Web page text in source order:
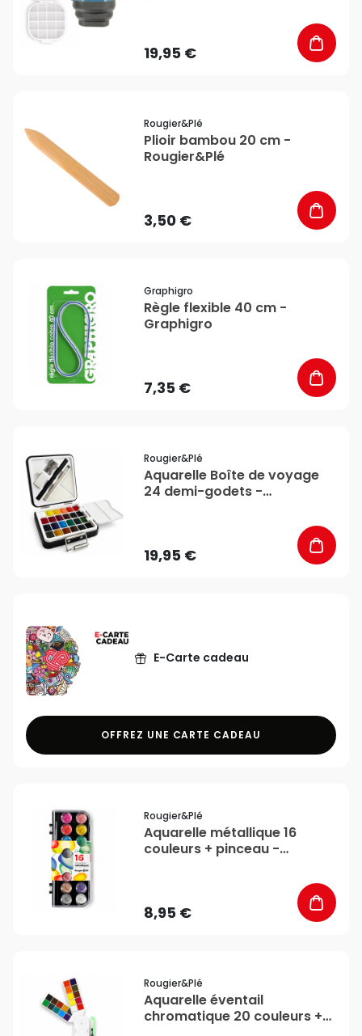
19,95 €
Rougier&plé
Plioir bambou 20 cm -
Rougier&Plé
3,50 €
Graphigro
Règle flexible 40 cm -
Graphigro
7,35 €
Rougier&plé
Aquarelle Boîte de voyage
24 demi-godets -
19,95 €
E-Carte cadeau
OFFREZ UNE CARTE CADEAU
Rougier&plé
Aquarelle métallique 16
couleurs + pinceau -
8,95 €
Rougier&plé
Aquarelle éventail
chromatique 20 couleurs +